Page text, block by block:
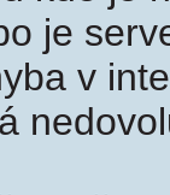
je
v